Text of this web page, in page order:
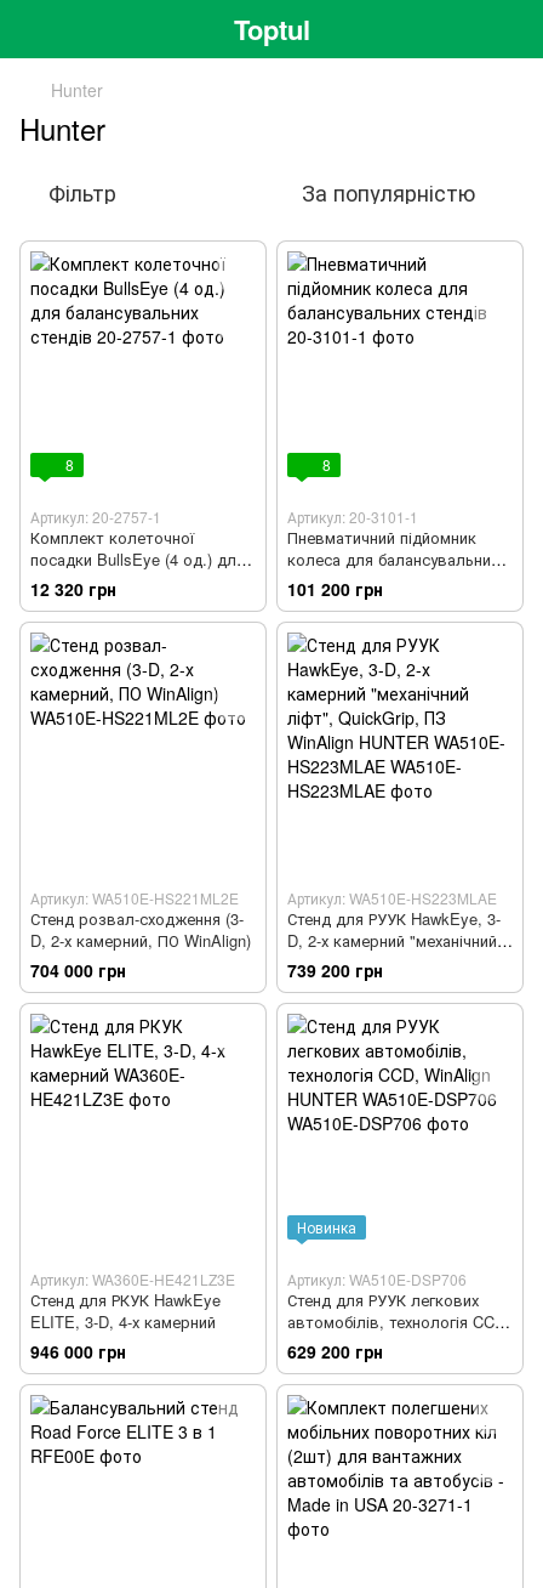
Toptul
Hunter
Hunter
Фільтр За популярністю
8
Артикул: 20-2757-1
Комплект колеточної
посадки BullsEye (4 од.) для
балансувальних стендів
12 320 грн
8
Артикул: 20-3101-1
Пневматичний підйомник
колеса для балансувальних
стендів
101 200 грн
Артикул: WA510E-HS221ML2E
Стенд розвал-сходження (3-
D, 2-х камерний, ПО WinAlign)
704 000 грн
Артикул: WA510E-HS223MLAE
Стенд для РУУК HawkEye, 3-
D, 2-х камерний "механічний
ліфт", QuickGrip, ПЗ WinAlign
HUNTER WA510E-HS223MLAE
739 200 грн
Артикул: WA360E-HE421LZ3E
Стенд для РКУК HawkEye
ELITE, 3-D, 4-х камерний
946 000 грн
Новинка
Артикул: WA510E-DSP706
Стенд для РУУК легкових
автомобілів, технологія CCD,
WinAlign HUNTER WA510E-
DSP706
629 200 грн